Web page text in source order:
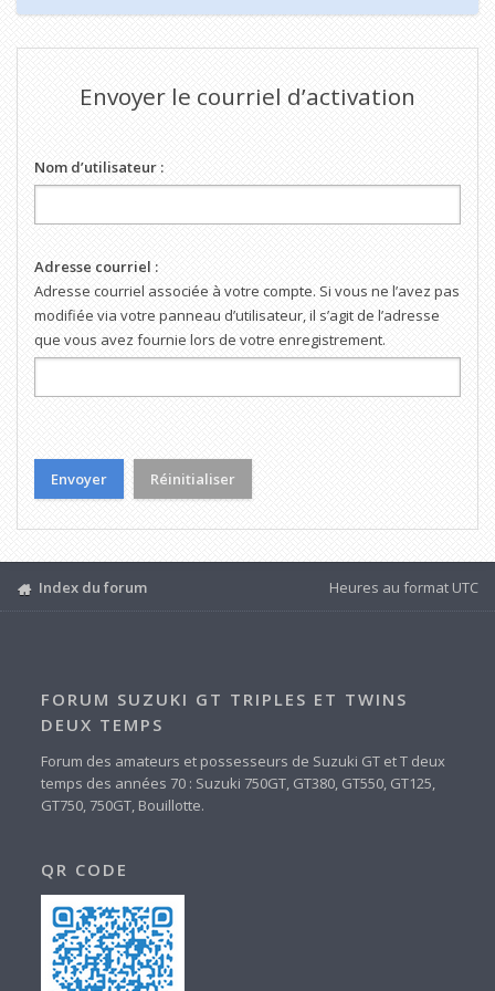
Envoyer le courriel d’activation
Nom d’utilisateur :
Adresse courriel :
Adresse courriel associée à votre compte. Si vous ne l’avez pas
modifiée via votre panneau d’utilisateur, il s’agit de l’adresse
que vous avez fournie lors de votre enregistrement.
Index du forum Heures au format UTC
FORUM SUZUKI GT TRIPLES ET TWINS
DEUX TEMPS
Forum des amateurs et possesseurs de Suzuki GT et T deux
temps des années 70 : Suzuki 750GT, GT380, GT550, GT125,
GT750, 750GT, Bouillotte.
QR CODE